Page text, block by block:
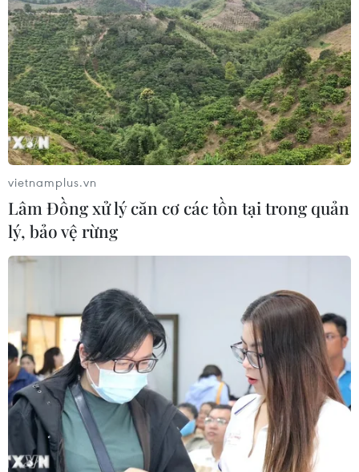
TIN CÙNG CHUYÊN MỤC
Bàn giao khoảng 260ha đất phục vụ 3
đường kết nối sân bay Long Thành
10/08/2026 09:07
Sun PhuQuoc Airways mở rộng đội
vietnamplus.vn
Lâm Đồng xử lý căn cơ các tồn tại trong quản
lý, bảo vệ rừng